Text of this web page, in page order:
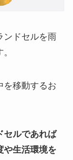
ンドセルを雨
を移動するお
セルであれば
や生活環境を